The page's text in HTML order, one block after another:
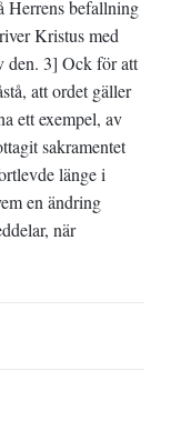
Herrens befallning
Kristus med
den. 3] Ock för att
att ordet gäller
ett exempel, av
sakramentet
länge i
en ändring
när